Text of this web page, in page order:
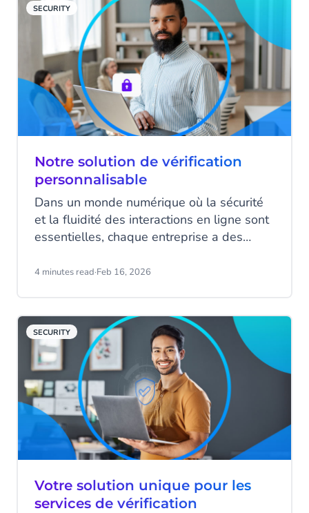
argent. Mais rassurez-vous : il existe une
nouvelle méthode de vérification, pratique
et rapide, qui aide à sécuriser vos comptes
en ligne. Son nom : Number Verify !
SECURITY
Notre solution de vérification
personnalisable
Dans un monde numérique où la sécurité
et la fluidité des interactions en ligne sont
essentielles, chaque entreprise a des
données et ses échanges avec les clients.
CM.com propose la « Vérification sur-
mesure » : une solution flexible et
personnalisable, conçue pour répondre
exactement à vos exigences.
4 minutes read·Feb 16, 2026
SECURITY
Votre solution unique pour les
services de vérification